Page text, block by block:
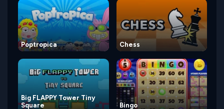
Poptropica Chess
Big FLAPPY Tower Tiny
Square
Bingo